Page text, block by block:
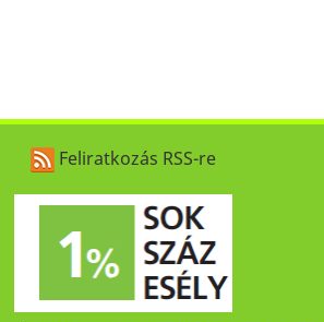
Feliratkozás RSS-re